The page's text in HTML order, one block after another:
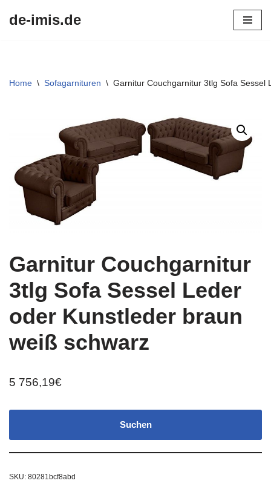
de-imis.de
Home \ Sofagarnituren \ Garnitur Couchgarnitur 3tlg Sofa
Garnitur Couchgarnitur
3tlg Sofa Sessel Leder
oder Kunstleder braun
weiß schwarz
5 756,19€
Suchen
SKU: 80281bcf8abd